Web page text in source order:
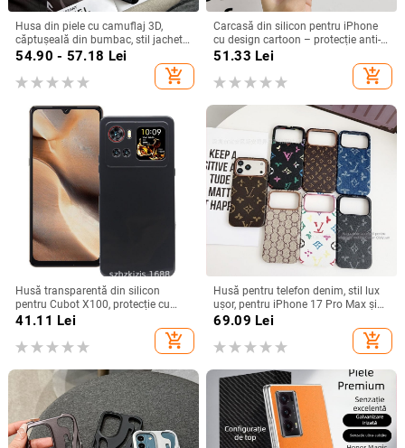
Husa din piele cu camuflaj 3D,
căptușeală din bumbac, stil jachetă
de iarnă, compatibilă cu iPhone
54.90 - 57.18 Lei
add_shopping_cart
Carcasă din silicon pentru iPhone
cu design cartoon – protecție anti-
cădere, finisaj mat, compatibilă cu
(Pro/Max)
51.33 Lei
add_shopping_cart
Husă transparentă din silicon
pentru Cubot X100, protecție cu
acoperire totală
41.11 Lei
add_shopping_cart
Husă pentru telefon denim, stil lux
ușor, pentru iPhone 17 Pro Max și
iPhone 16, cu acoperire totală
69.09 Lei
add_shopping_cart